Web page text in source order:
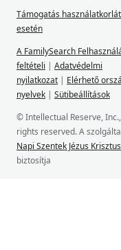
Támogatás
esetén
A FamilySearch
feltételi | Adatvédelmi
nyilatkozat | Elérhető
nyelvek | Sütibeállítások
© Intellectual Reserve,
rights reserved. A
Napi Szentek Jézus
biztosítja